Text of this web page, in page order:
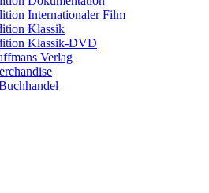
Internationaler Film
Klassik
Klassik-DVD
Verlag